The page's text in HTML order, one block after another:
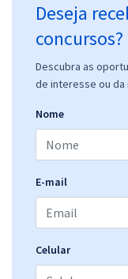
Deseja
concursos?
Descubra as
de interesse ou
Nome
E-mail
Celular